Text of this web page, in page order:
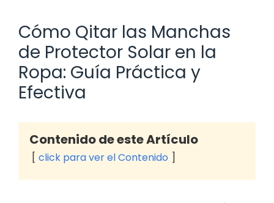
Cómo Qitar las Manchas
de Protector Solar en la
Ropa: Guía Práctica y
Efectiva
Contenido de este Artículo
click para ver el Contenido